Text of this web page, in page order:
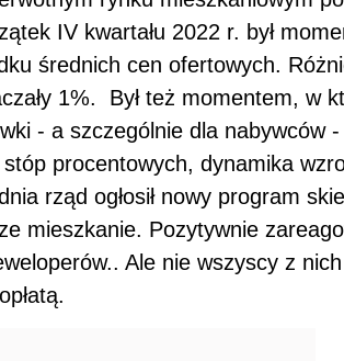
IV kwartału 2022 r. był
średnich cen ofertowych.
1%. ​ Był też momentem, w
- a szczególnie dla nabywców
procentowych, dynamika
rząd ogłosił nowy program
mieszkanie. Pozytywnie
Ale nie wszyscy z